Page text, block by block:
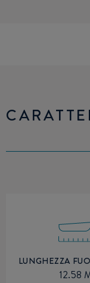
LUNGHEZZA
12.58